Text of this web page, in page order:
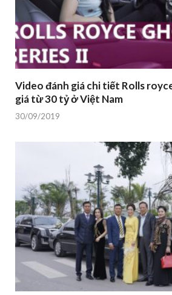
Video đánh giá chi tiết Rolls
giá từ 30 tỷ ở Việt Nam
30/09/2019